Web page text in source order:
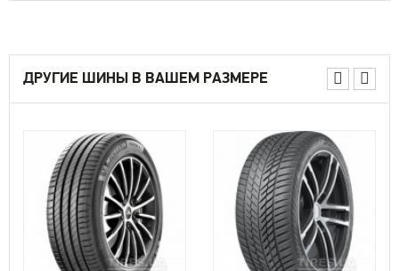
ДРУГИЕ ШИНЫ В ВАШЕМ РАЗМЕРЕ